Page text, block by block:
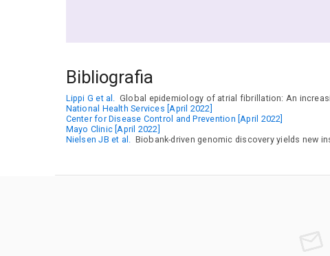
Bibliografia
Lippi G et al. Global epidemiology of atrial fibrillation: An
National Health Services [April 2022]
Center for Disease Control and Prevention [April 2022]
Mayo Clinic [April 2022]
Nielsen JB et al. Biobank-driven genomic discovery yields new